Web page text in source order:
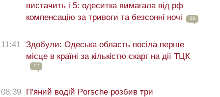
вистачить і 5: одеситка вимагала від рф
компенсацію за тривоги та безсонні ночі
28
11:41
Здобули: Одеська область посіла перше
місце в країні за кількістю скарг на дії ТЦК
12
08:39 П'яний водій Porsche розбив три